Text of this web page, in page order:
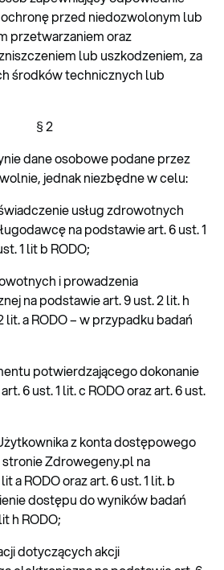
przed niedozwolonym lub
przetwarzaniem oraz
lub uszkodzeniem, za
środków technicznych lub
§ 2
dane osobowe podane przez
jednak niezbędne w celu:
usług zdrowotnych
na podstawie art. 6 ust. 1
1 lit b RODO;
i prowadzenia
na podstawie art. 9 ust. 2 lit. h
lit. a RODO – w przypadku badań
potwierdzającego dokonanie
6 ust. 1 lit. c RODO oraz art. 6 ust.
z konta dostępowego
Zdrowegeny.pl na
a RODO oraz art. 6 ust. 1 lit. b
dostępu do wyników badań
h RODO;
dotyczących akcji